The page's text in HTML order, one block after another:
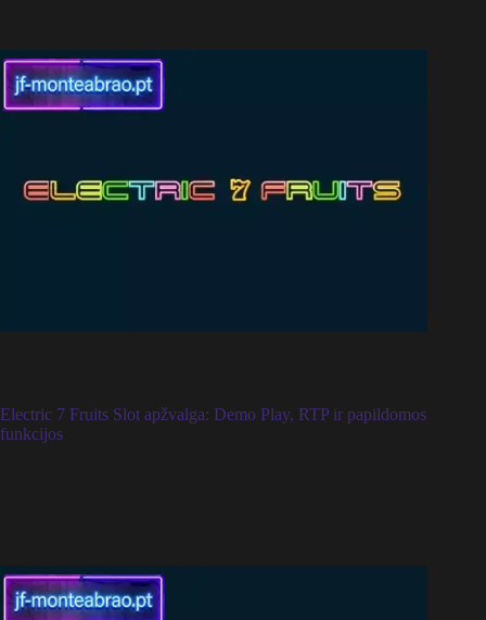
Electric 7 Fruits Slot apžvalga: Demo Play, RTP ir papildomos
funkcijos